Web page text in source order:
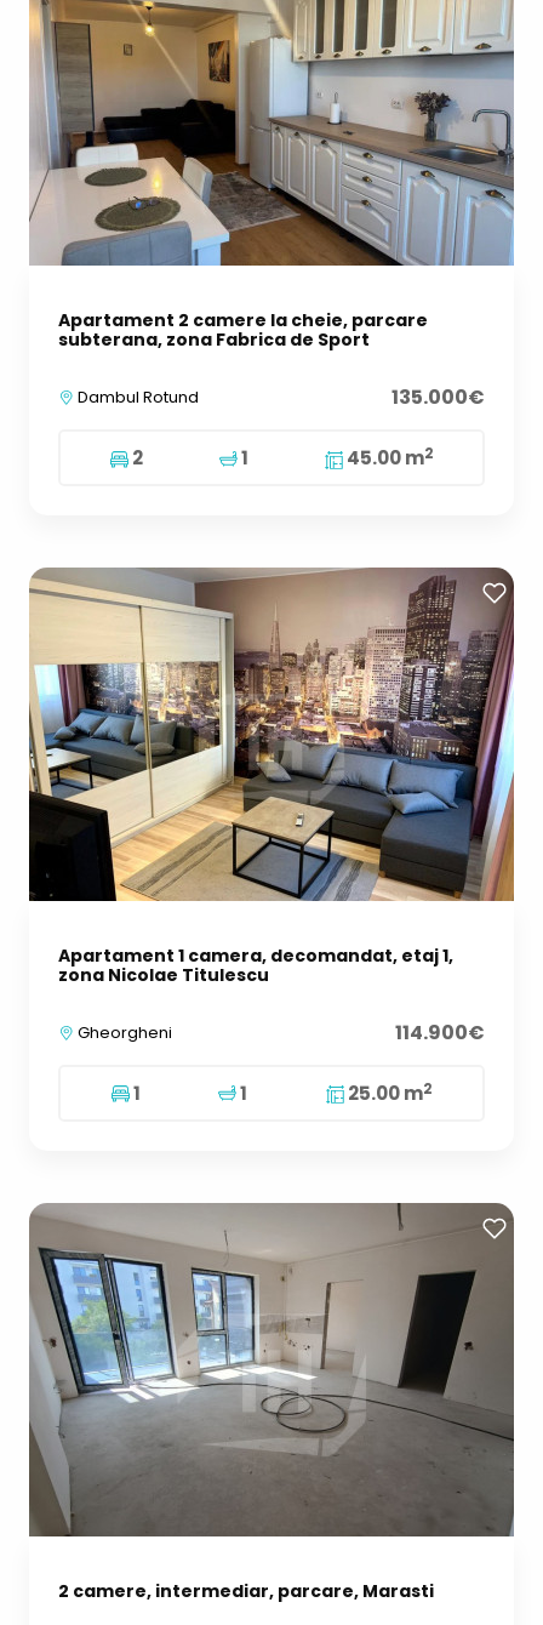
Apartament 2 camere la cheie, parcare
subterana, zona Fabrica de Sport
Dambul Rotund 135.000€
2 1 45.00 m2
Apartament 1 camera, decomandat, etaj 1,
zona Nicolae Titulescu
Gheorgheni 114.900€
1 1 25.00 m2
2 camere, intermediar, parcare, Marasti